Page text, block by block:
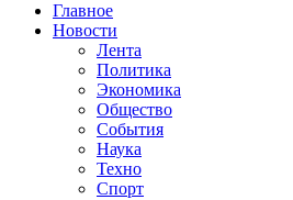
Главное
Новости
Лента
Политика
Экономика
Общество
События
Наука
Техно
Спорт